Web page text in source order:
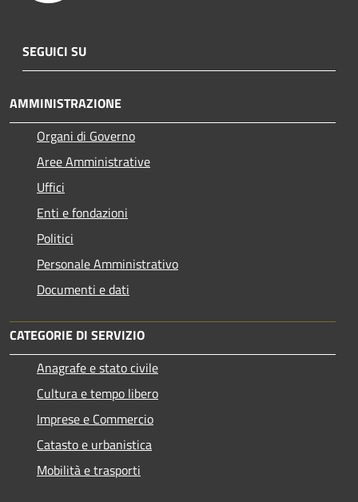
SEGUICI SU
AMMINISTRAZIONE
Organi di Governo
Aree Amministrative
Uffici
Enti e fondazioni
Politici
Personale Amministrativo
Documenti e dati
CATEGORIE DI SERVIZIO
Anagrafe e stato civile
Cultura e tempo libero
Imprese e Commercio
Catasto e urbanistica
Mobilità e trasporti